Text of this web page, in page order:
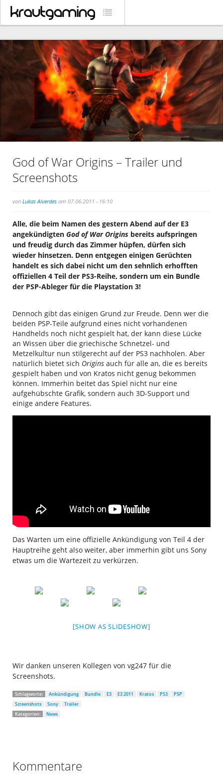
God of War Origins – Trailer und
Screenshots
von Lukas Alverdes am 07.06.2011 - 16:10
Alle, die beim Namen des gestern Abend auf der E3
angekündigten God of War Origins bereits aufspringen
und freudig durch das Zimmer hüpfen, dürfen sich
wieder hinsetzen. Denn entgegen einigen Gerüchten
handelt es sich dabei nicht um den sehnlich erhofften
offiziellen 4 Teil der PS3-Reihe, sondern um ein Bundle
der PSP-Ableger für die Playstation 3!
Dennoch gibt das einigen Grund zur Freude. Denn wer die
beiden PSP-Teile aufgrund eines nicht vorhandenen
Handhelds noch nicht gespielt hat, der kann diese Lücke
an Wissen über die griechische Schnetzel- und
Metzelkultur nun stilgerecht auf der PS3 nachholen. Aber
natürlich bietet sich Origins auch für alle an, die es bereits
gespielt haben und von Kratos nicht genug bekommen
können. Immerhin beitet das Spiel nicht nur eine
aufgehübschte Grafik, sondern auch 3D-Support und
einige andere Features.
Das Warten um eine offizielle Ankündigung von Teil 4 der
Hauptreihe geht also weiter, aber immerhin gibt uns Sony
etwas um die Wartezeit zu verkürzen.
[SHOW AS SLIDESHOW]
Wir danken unseren Kollegen von vg247 für die
Screenshots.
Schlagworte: Ankündigung Bundle E3 E3 2011 Kratos PS3
PSP
Screenshots
Sony
Trailer
Kategorien:
News
Kommentare